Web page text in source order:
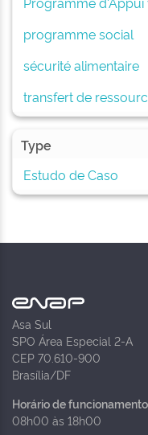
programme social
sécurité alimentaire
transfert de
Type
Estudo de Caso
Asa Sul
SPO Área Especial 2-A
CEP 70.610-900
Brasília/DF
Horário de funcionamento
08h00 às 18h00